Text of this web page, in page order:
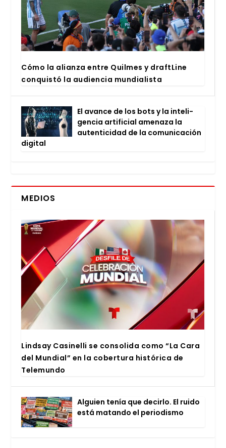
Cómo la alian­za entre Quil­mes y draftLi­ne
con­quis­tó la audien­cia mun­dia­lis­ta
El avan­ce de los bots y la inte­li­
gen­cia arti­fi­cial ame­na­za la
auten­ti­ci­dad de la comu­ni­ca­ción
digi­tal
MEDIOS
Lind­say Casi­ne­lli se con­so­li­da como “La Cara
del Mun­dial” en la cober­tu­ra his­tó­ri­ca de
Tele­mun­do
Alguien tenía que decir­lo. El rui­do
está matan­do el perio­dis­mo